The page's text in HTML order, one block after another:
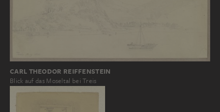
CARL THEODOR REIFFENSTEIN
Blick auf das Moseltal bei Treis